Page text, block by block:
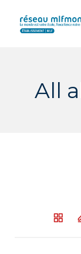
content
All